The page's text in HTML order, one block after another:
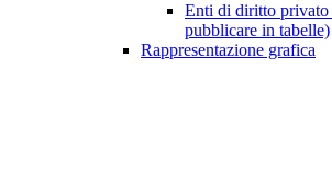
Enti di diritto privato
pubblicare in tabelle)
Rappresentazione grafica